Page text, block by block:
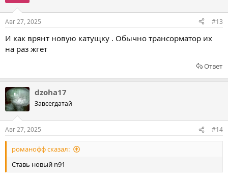
Авг 27, 2025 #13
И как врянт новую катущку . Обычно трансорматор их
на раз жгет
Ответ
dzoha17
Завсегдатай
Авг 27, 2025 #14
романофф сказал:
Ставь новый n91